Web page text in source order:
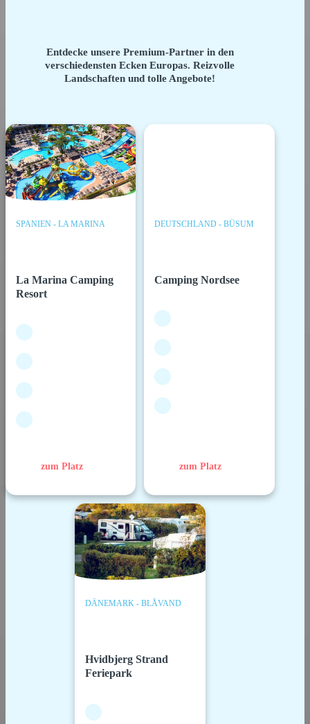
Entdecke unsere Premium-Partner in den
verschiedensten Ecken Europas. Reizvolle
Landschaften und tolle Angebote!
SPANIEN - LA MARINA
La Marina Camping
Resort
zum Platz
DEUTSCHLAND - BÜSUM
Camping Nordsee
zum Platz
DÄNEMARK - BLÅVAND
Hvidbjerg Strand
Feriepark